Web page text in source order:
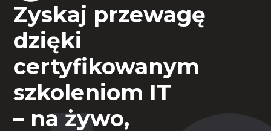
Zyskaj przewagę
dzięki
certyfikowanym
szkoleniom IT
– na żywo,